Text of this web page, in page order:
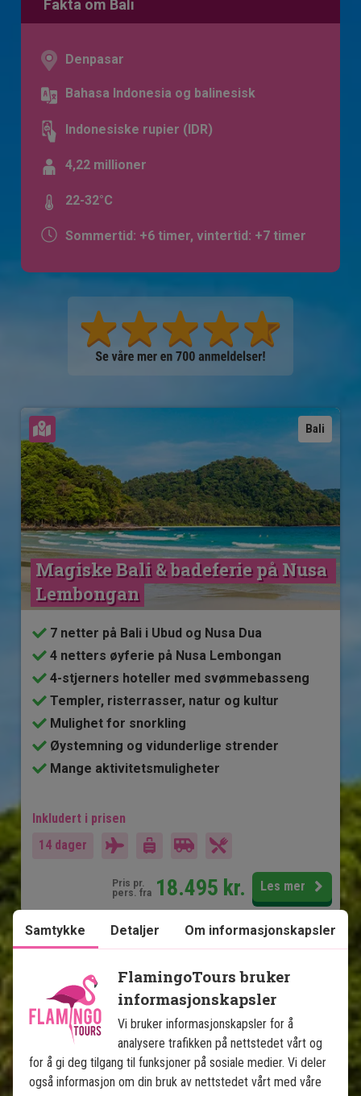
Fakta om Bali
Denpasar
Bahasa Indonesia og balinesisk
Indonesiske rupier (IDR)
4,22 millioner
22-32°C
Sommertid: +6 timer, vintertid: +7 timer
Bali
Magiske Bali & badeferie på Nusa
Lembongan
7 netter på Bali i Ubud og Nusa Dua
4 netters øyferie på Nusa Lembongan
4-stjerners hoteller med svømmebasseng
Templer, risterrasser, natur og kultur
Mulighet for snorkling
Øystemning og vidunderlige strender
Mange aktivitetsmuligheter
Inkludert i prisen
14 dager
Pris pr.
pers. fra 18.495 kr. Les mer
Samtykke Detaljer Om informasjonskapsler
FlamingoTours bruker
informasjonskapsler
Vi bruker informasjonskapsler for å
analysere trafikken på nettstedet vårt og
for å gi deg tilgang til funksjoner på sosiale medier. Vi deler
også informasjon om din bruk av nettstedet vårt med våre